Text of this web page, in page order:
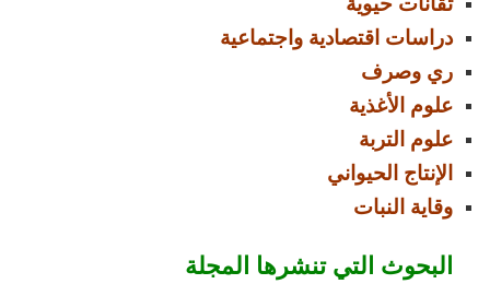
دراسات اقتصادية واجتماعية
ري وصرف
علوم الأغذية
علوم التربة
الإنتاج الحيواني
وقاية النبات
البحوث التي تنشرها المجلة